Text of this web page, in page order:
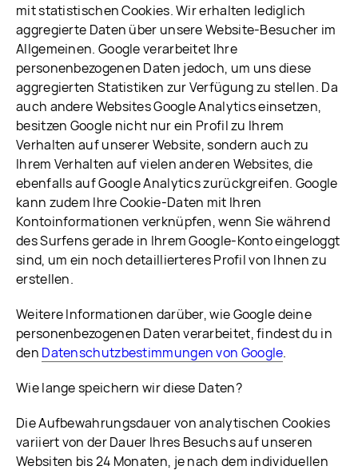
mit statistischen Cookies. Wir erhalten lediglich
aggregierte Daten über unsere Website-Besucher im
Allgemeinen. Google verarbeitet Ihre
personenbezogenen Daten jedoch, um uns diese
aggregierten Statistiken zur Verfügung zu stellen. Da
auch andere Websites Google Analytics einsetzen,
besitzen Google nicht nur ein Profil zu Ihrem
Verhalten auf unserer Website, sondern auch zu
Ihrem Verhalten auf vielen anderen Websites, die
ebenfalls auf Google Analytics zurückgreifen. Google
kann zudem Ihre Cookie-Daten mit Ihren
Kontoinformationen verknüpfen, wenn Sie während
des Surfens gerade in Ihrem Google-Konto eingeloggt
sind, um ein noch detaillierteres Profil von Ihnen zu
erstellen.
Weitere Informationen darüber, wie Google deine
personenbezogenen Daten verarbeitet, findest du in
den Datenschutzbestimmungen von Google.
Wie lange speichern wir diese Daten?
Die Aufbewahrungsdauer von analytischen Cookies
variiert von der Dauer Ihres Besuchs auf unseren
Websiten bis 24 Monaten, je nach dem individuellen